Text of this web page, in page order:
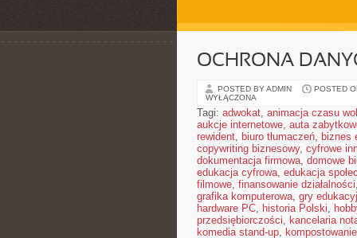
OCHRONA
POSTED BY ADMIN POSTED
WYŁĄCZONA
Tagi: adwokat, animacja czasu
aukcje internetowe, auta
rewident, biuro tłumaczeń, biznes
copywriting biznesowy, cyfrowe
dokumentacja firmowa, domowe
edukacja cyfrowa, edukacja
filmowe, finansowanie działalności,
grafika komputerowa, gry
hardware PC, historia Polski,
przedsiębiorczości, kancelaria
komedia stand-up, kompostowanie